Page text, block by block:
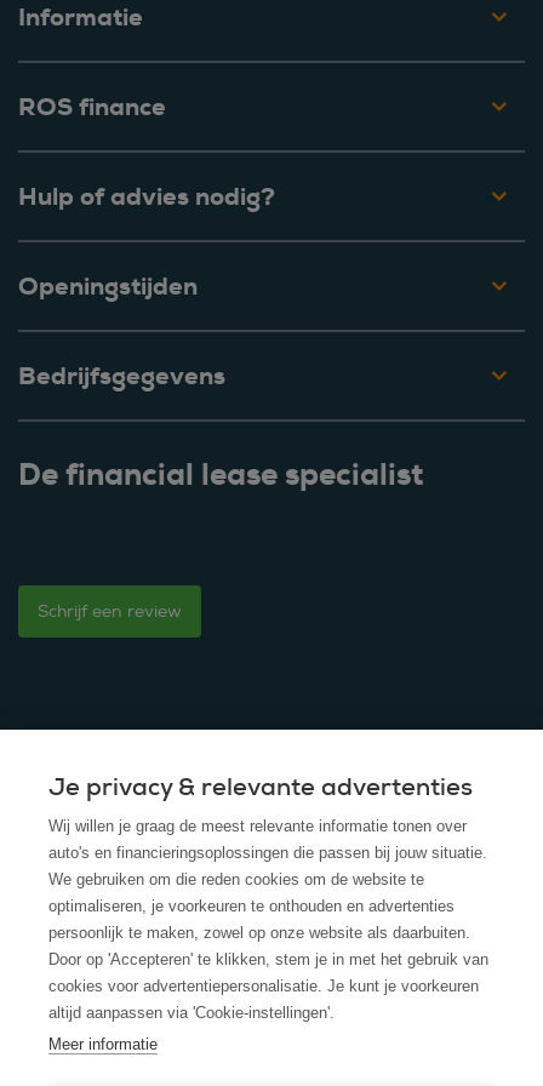
Informatie
ROS finance
Hulp of advies nodig?
Openingstijden
Bedrijfsgegevens
De financial lease specialist
Schrijf een review
© 2025 - ROS Krediet Service
Algemene Voorwaarden
Disclaimer
Privacy Policy
Cookies
Cookie policy
Je privacy & relevante advertenties
Wij willen je graag de meest relevante informatie tonen over
auto's en financieringsoplossingen die passen bij jouw situatie.
We gebruiken om die reden cookies om de website te
optimaliseren, je voorkeuren te onthouden en advertenties
persoonlijk te maken, zowel op onze website als daarbuiten.
Door op 'Accepteren' te klikken, stem je in met het gebruik van
cookies voor advertentiepersonalisatie. Je kunt je voorkeuren
altijd aanpassen via 'Cookie-instellingen'.
Meer informatie